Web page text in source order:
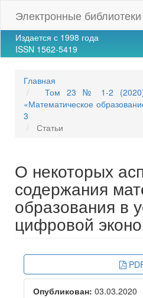
Navigation
Main
Content
Sidebar
Электронные библиотеки
Издается с 1998 года
ISSN 1562-5419
Главная
Том 23 № 1-2 (2020):
«Математическое
3
Статьи
О некоторых
содержания
образования в
цифровой
Article
Sidebar
Опубликован: 03.03.2020